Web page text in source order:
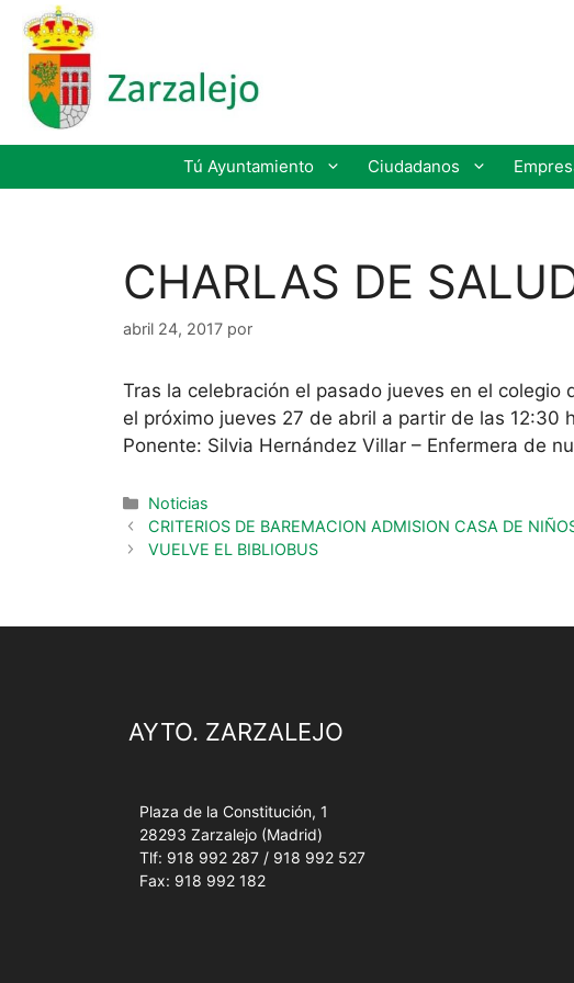
Tú Ayuntamiento Ciudadanos
CHARLAS DE
abril 24, 2017 por
Tras la celebración el pasado jueves en el colegio
el próximo jueves 27 de abril a partir de las 12:30
Ponente: Silvia Hernández Villar – Enfermera de
Noticias
CRITERIOS DE BAREMACION ADMISION CASA DE
VUELVE EL BIBLIOBUS
AYTO. ZARZALEJO
Plaza de la Constitución, 1
28293 Zarzalejo (Madrid)
Tlf: 918 992 287 / 918 992 527
Fax: 918 992 182